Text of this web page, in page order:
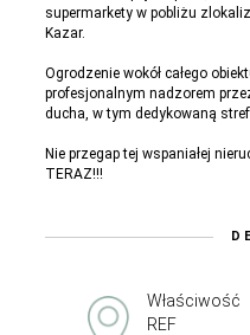
supermarkety w pobliżu
Kazar.
Ogrodzenie wokół całego
profesjonalnym nadzorem
ducha, w tym dedykowaną
Nie przegap tej wspaniałej
TERAZ!!!
Właściwość
REF